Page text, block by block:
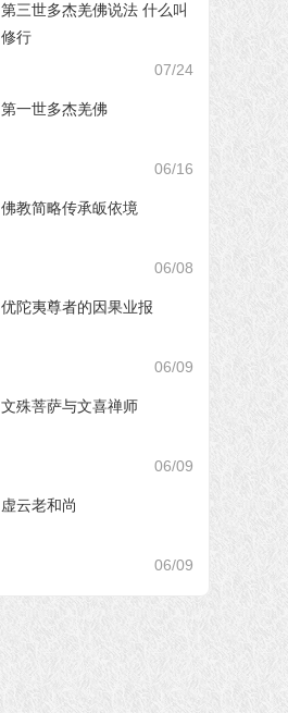
告(公告字第20150105
第三世多杰羌佛说法 什么叫
修行
07/24
第一世多杰羌佛
06/16
佛教简略传承皈依境
06/08
优陀夷尊者的因果业报
06/09
文殊菩萨与文喜禅师
06/09
虚云老和尚
06/09